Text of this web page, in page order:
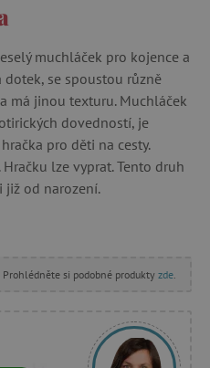
muchláček pro kojence a
dotek, se spoustou různě
má jinou texturu. Muchláček
dovedností, je
pro děti na cesty.
lze vyprat. Tento druh
již od narození.
si podobné produkty zde